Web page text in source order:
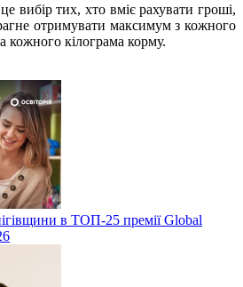
вибір тих, хто вміє рахувати гроші,
отримувати максимум з кожного
кожного кілограма корму.
в ТОП-25 премії Global